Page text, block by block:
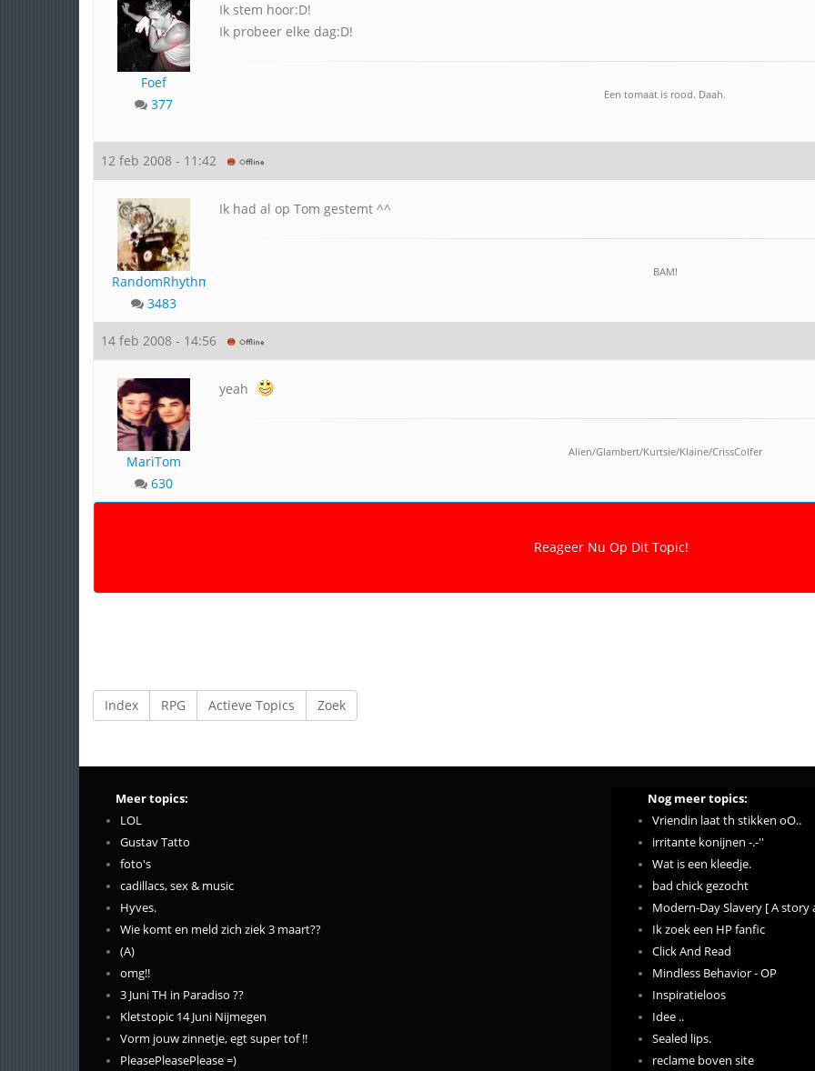
Foef
377
Ik stem hoor:D!
Ik probeer elke dag:D!
Een tomaat is rood. Daah.
12 feb 2008 - 11:42
RandomRhythm
3483
Ik had al op Tom gestemt ^^
BAM!
14 feb 2008 - 14:56
MariTom
630
yeah
Alien/Glambert/Kurtsie/Klaine/CrissColfer
Index RPG Actieve Topics Zoek
Meer topics:
LOL
Gustav Tatto
foto's
cadillacs, sex & music
Hyves.
Wie komt en meld zich ziek 3 maart??
(A)
omg!!
3 Juni TH in Paradiso ??
Kletstopic 14 Juni Nijmegen
Vorm jouw zinnetje, egt super tof !!
PleasePleasePlease =)
Nog meer topics:
Vriendin laat th stikken oO..
irritante konijnen -.-''
Wat is een kleedje.
bad chick gezocht
Modern-Day Slavery [ A
Ik zoek een HP fanfic
Click And Read
Mindless Behavior - OP
Inspiratieloos
Idee ..
Sealed lips.
reclame boven site